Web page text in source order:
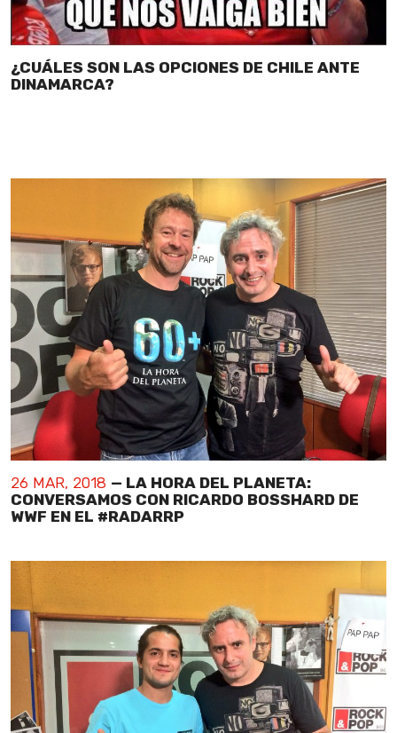
¿CUÁLES SON LAS OPCIONES DE CHILE ANTE
DINAMARCA?
26 MAR, 2018 — LA HORA DEL PLANETA:
CONVERSAMOS CON RICARDO BOSSHARD DE
WWF EN EL #RADARRP